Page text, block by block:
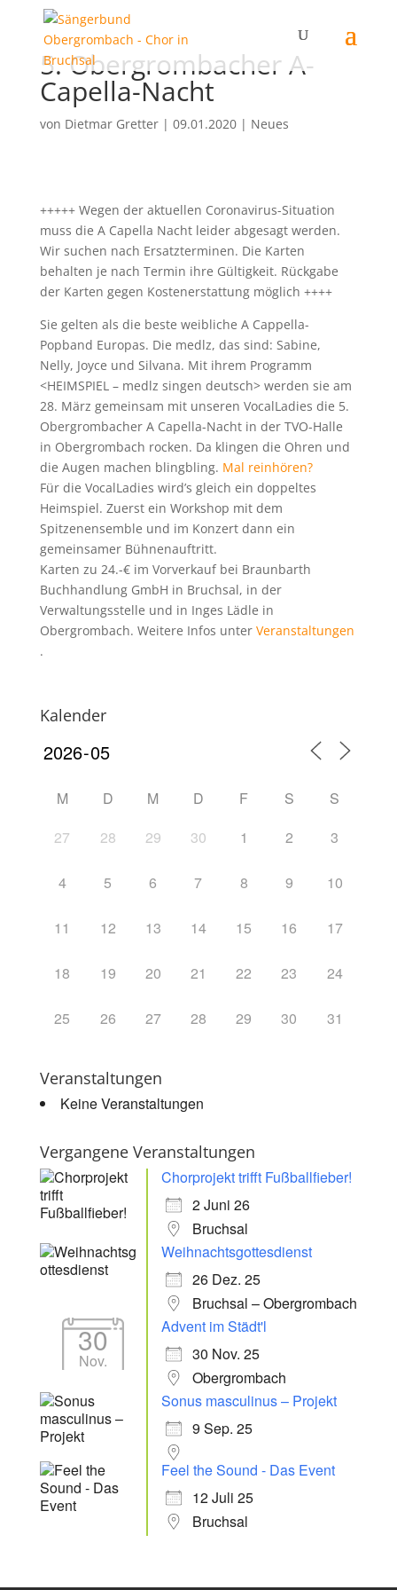
5. Obergrombacher A-
Capella-Nacht
von Dietmar Gretter| 09.01.2020| Neues
+++++ Wegen der aktuellen Coronavirus-Situation
muss die A Capella Nacht leider abgesagt werden.
Wir suchen nach Ersatzterminen. Die Karten
behalten je nach Termin ihre Gültigkeit. Rückgabe
der Karten gegen Kostenerstattung möglich ++++
Sie gelten als die beste weibliche A Cappella-
Popband Europas. Die medlz, das sind: Sabine,
Nelly, Joyce und Silvana. Mit ihrem Programm
<HEIMSPIEL – medlz singen deutsch> werden sie am
28. März gemeinsam mit unseren VocalLadies die 5.
Obergrombacher A Capella-Nacht in der TVO-Halle
in Obergrombach rocken. Da klingen die Ohren und
die Augen machen blingbling. Mal reinhören?
Für die VocalLadies wird’s gleich ein doppeltes
Heimspiel. Zuerst ein Workshop mit dem
Spitzenensemble und im Konzert dann ein
gemeinsamer Bühnenauftritt.
Karten zu 24.-€ im Vorverkauf bei Braunbarth
Buchhandlung GmbH in Bruchsal, in der
Verwaltungsstelle und in Inges Lädle in
Obergrombach. Weitere Infos unter Veranstaltungen
.
Kalender
M D M D F S
S
27
28 29 30 1 2 3
4 5 6 7 8 9 10
11 12 13 14 15 16 17
18 19 20 21 22 23 24
25 26 27 28 29 30 31
Veranstaltungen
Keine Veranstaltungen
Vergangene Veranstaltungen
Chorprojekt trifft Fußballfieber!
2 Juni 26
Bruchsal
Weihnachtsgottesdienst
26 Dez. 25
Bruchsal – Obergrombach
30
Nov.
Advent im Städt'l
30 Nov. 25
Obergrombach
Sonus masculinus – Projekt
9 Sep. 25
Feel the Sound - Das Event
12 Juli 25
Bruchsal